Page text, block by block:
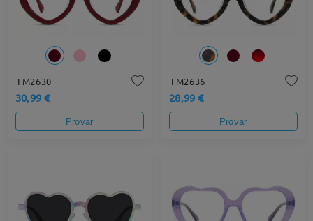
FM2630
30,99 €
Provar
FM2636
28,99 €
Provar